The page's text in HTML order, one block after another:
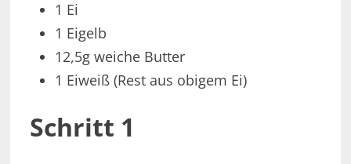
1 Ei
1 Eigelb
12,5g weiche Butter
1 Eiweiß (Rest aus obigem Ei)
Schritt 1